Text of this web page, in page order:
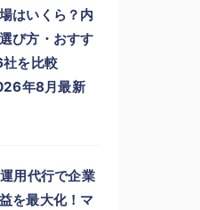
はいくら？内
び方・おすす
を比較
年8月最新
用代行で企業
を最大化！マ